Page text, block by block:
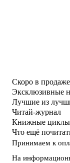
Скоро в продаже
Эксклюзивные
Лучшие из
Читай-журнал
Книжные циклы
Что ещё
Принимаем к
На